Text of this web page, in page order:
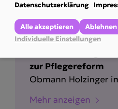
zur Pflegereform
Obmann Holzinger
Mehr anzeigen
Datenschutzerklärung
Individuelle Einstellungen
Ablehnen
Alle akzeptieren